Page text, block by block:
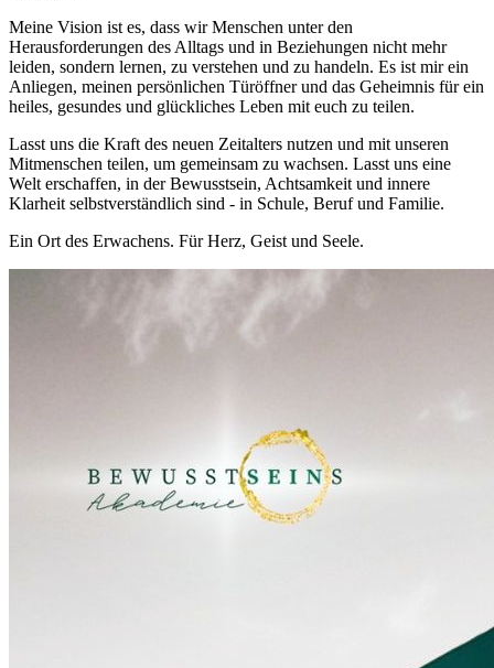
Meine Vision ist es, dass wir Menschen unter den
Herausforderungen des Alltags und in Beziehungen nicht mehr
leiden, sondern lernen, zu verstehen und zu handeln. Es ist mir ein
Anliegen, meinen persönlichen Türöffner und das Geheimnis für ein
heiles, gesundes und glückliches Leben mit euch zu teilen.
Lasst uns die Kraft des neuen Zeitalters nutzen und mit unseren
Mitmenschen teilen, um gemeinsam zu wachsen. Lasst uns eine
Welt erschaffen, in der Bewusstsein, Achtsamkeit und innere
Klarheit selbstverständlich sind - in Schule, Beruf und Familie.
Ein Ort des Erwachens. Für Herz, Geist und Seele.